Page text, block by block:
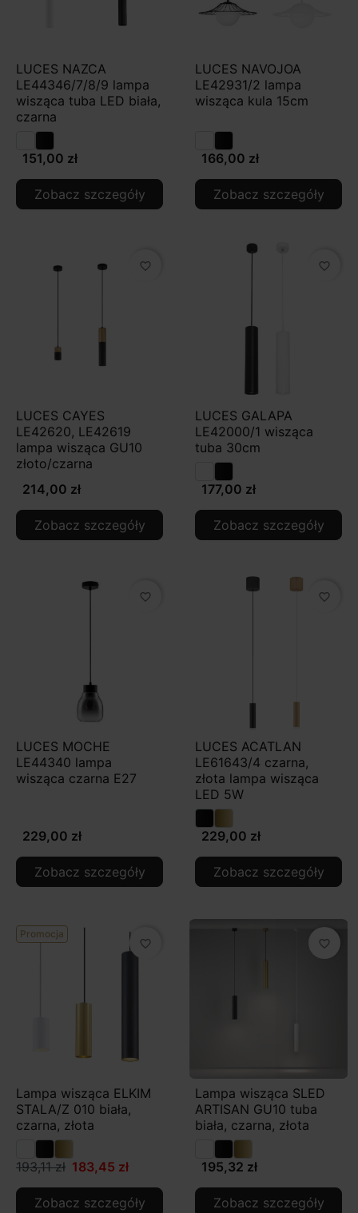
LUCES NAZCA
LE44346/7/8/9 lampa
wisząca tuba LED biała,
czarna
151,00 zł
Zobacz szczegóły
LUCES NAVOJOA
LE42931/2 lampa
wisząca kula 15cm
166,00 zł
Zobacz szczegóły
favorite_border
LUCES CAYES
LE42620, LE42619
lampa wisząca GU10
złoto/czarna
214,00 zł
Zobacz szczegóły
favorite_border
LUCES GALAPA
LE42000/1 wisząca
tuba 30cm
177,00 zł
Zobacz szczegóły
favorite_border
LUCES MOCHE
LE44340 lampa
wisząca czarna E27
229,00 zł
Zobacz szczegóły
favorite_border
LUCES ACATLAN
LE61643/4 czarna,
złota lampa wisząca
LED 5W
229,00 zł
Zobacz szczegóły
Promocja
favorite_border
Lampa wisząca ELKIM
STALA/Z 010 biała,
czarna, złota
193,11 zł 183,45 zł
Zobacz szczegóły
favorite_border
Lampa wisząca SLED
ARTISAN GU10 tuba
biała, czarna, złota
195,32 zł
Zobacz szczegóły